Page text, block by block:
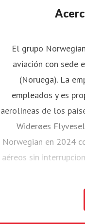
El grupo
aviación con sede
(Noruega). La
empleados y es
aerolíneas de los
Widerøes
Norwegian en 2024
aéreos sin
Norwegian Air